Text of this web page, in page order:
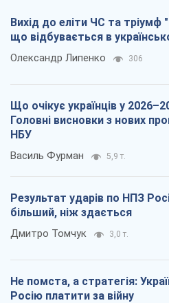
Вихід до еліти ЧС та тріумф
що відбувається в
Олександр Липенко 306
Що очікує українців у
Головні висновки з нових
НБУ
Василь Фурман 5,9 т.
Результат ударів по НПЗ
більший, ніж здається
Дмитро Томчук 3,0 т.
Не помста, а стратегія:
Росію платити за війну